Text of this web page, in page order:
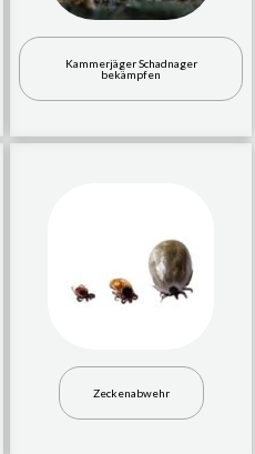
Kammerjäger Schadnager
bekämpfen
Zeckenabwehr